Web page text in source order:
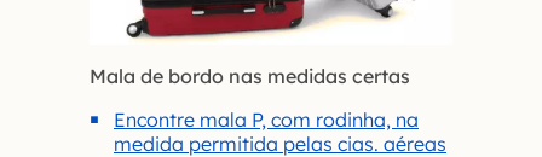
Mala de bordo nas medidas certas
Encontre mala P, com rodinha, na
medida permitida pelas cias. aéreas